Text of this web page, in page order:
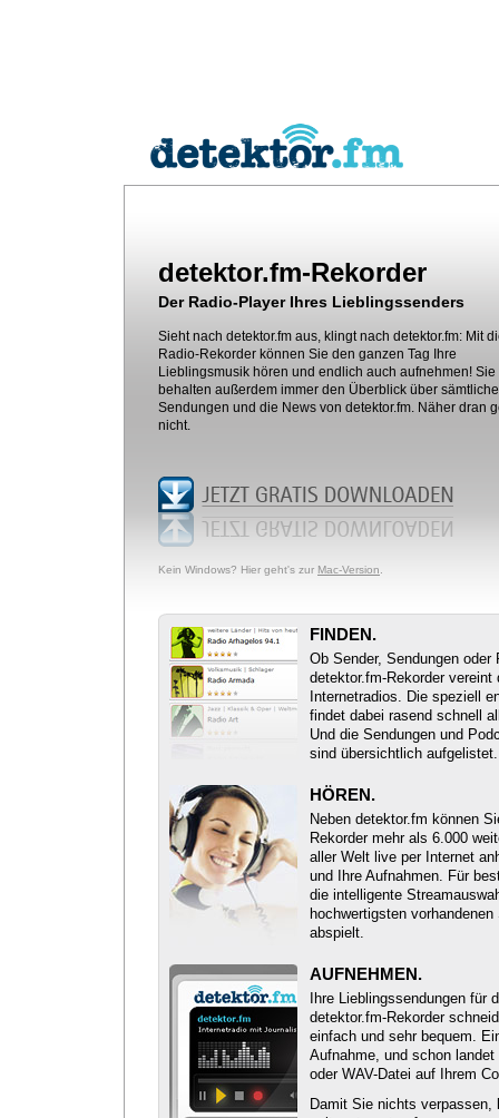
detektor.fm-Rekorder
Der Radio-Player Ihres Lieblingssenders
Sieht nach detektor.fm aus, klingt nach detektor.fm: Mit
Radio-Rekorder können Sie den ganzen Tag Ihre
Lieblingsmusik hören und endlich auch aufnehmen! Sie
behalten außerdem immer den Überblick über sämtliche
Sendungen und die News von detektor.fm. Näher dran
nicht.
Kein Windows? Hier geht's zur Mac-Version
FINDEN.
Ob Sender, Sendungen oder
detektor.fm-Rekorder
Internetradios. Die speziell
findet dabei rasend schnell
Und die Sendungen und
sind übersichtlich aufgelistet.
HÖREN.
Neben detektor.fm können
Rekorder mehr als 6.000
aller Welt live per Internet
und Ihre Aufnahmen. Für
die intelligente
hochwertigsten
abspielt.
AUFNEHMEN.
Ihre Lieblingssendungen für
detektor.fm-Rekorder
einfach und sehr bequem.
Aufnahme, und schon
oder WAV-Datei auf Ihrem
Damit Sie nichts verpassen,